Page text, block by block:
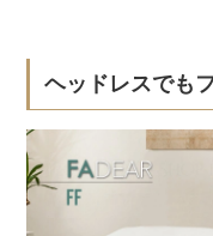
ヘッドレスでも